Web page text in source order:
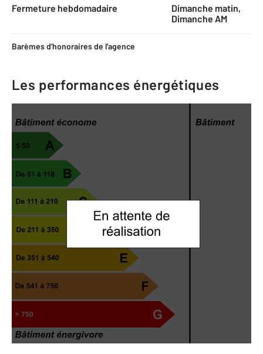
Fermeture hebdomadaire
Dimanche matin,
Dimanche AM
Barèmes d'honoraires de l'agence
Les performances énergétiques